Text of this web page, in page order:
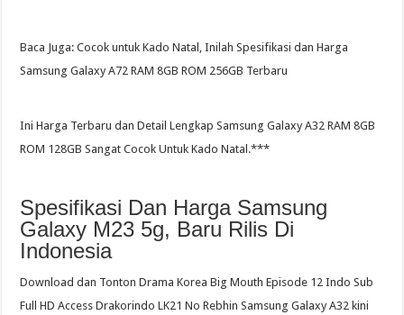
Baca Juga: Cocok untuk Kado Natal, Inilah Spesifikasi dan Harga
Samsung Galaxy A72 RAM 8GB ROM 256GB Terbaru
Ini Harga Terbaru dan Detail Lengkap Samsung Galaxy A32 RAM 8GB
ROM 128GB Sangat Cocok Untuk Kado Natal.***
Spesifikasi Dan Harga Samsung
Galaxy M23 5g, Baru Rilis Di
Indonesia
Download dan Tonton Drama Korea Big Mouth Episode 12 Indo Sub
Full HD Access Drakorindo LK21 No Rebhin Samsung Galaxy A32 kini